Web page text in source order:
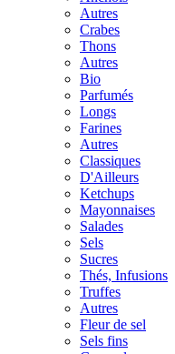
Autres
Crabes
Thons
Autres
Bio
Parfumés
Longs
Farines
Autres
Classiques
D'Ailleurs
Ketchups
Mayonnaises
Salades
Sels
Sucres
Thés, Infusions
Truffes
Autres
Fleur de sel
Sels fins